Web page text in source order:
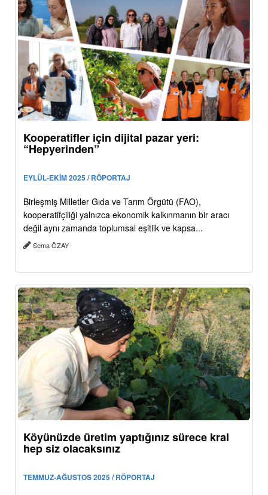
Kooperatifler için dijital pazar yeri:
“Hepyerinden”
EYLÜL-EKİM 2025 / RÖPORTAJ
Birleşmiş Milletler Gıda ve Tarım Örgütü (FAO),
kooperatifçiliği yalnızca ekonomik kalkınmanın bir aracı
değil aynı zamanda toplumsal eşitlik ve kapsa...
Sema ÖZAY
Köyünüzde üretim yaptığınız sürece kral
hep siz olacaksınız
TEMMUZ-AĞUSTOS 2025 / RÖPORTAJ